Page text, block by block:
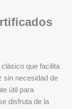
clásico que facilita
sin necesidad de
útil para
disfruta de la